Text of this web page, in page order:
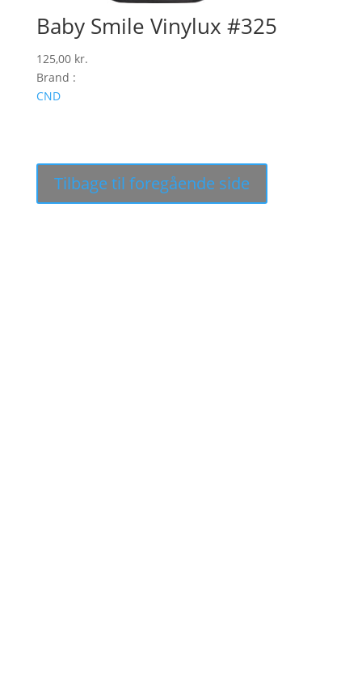
Baby Smile Vinylux #325
125,00 kr.
Brand :
CND